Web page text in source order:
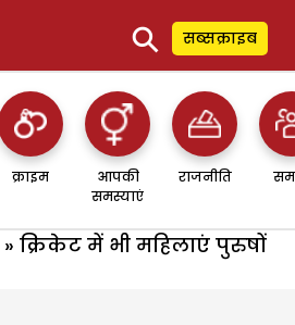
⚲ सब्सक्राइब
क्राइम
आपकी
समस्याएं
राजनीति
» क्रिकेट में भी महिलाएं पुरुषों